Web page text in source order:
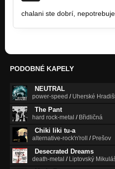
chalani ste dobrí,
PODOBNÉ KAPELY
NEUTRAL
power-speed / Uherské
The Pant
hard rock-metal / Břidličná
Chiki liki tu-a
alternative-rock'n'roll / Prešov
Desecrated Dreams
death-metal / Liptovský